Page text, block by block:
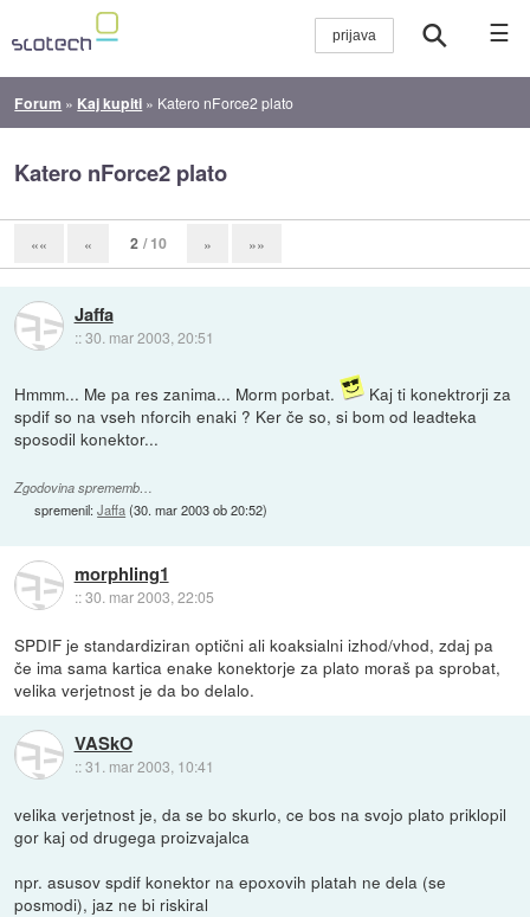
☰
Forum » Kaj kupiti » Katero nForce2 plato
Katero nForce2 plato
«« « 2 / 10 » »»
Jaffa
::30. mar 2003, 20:51
Hmmm... Me pa res zanima... Morm porbat.
Kaj ti konektrorji za
spdif so na vseh nforcih enaki ? Ker če so, si bom od leadteka
sposodil konektor...
Zgodovina sprememb…
spremenil:Jaffa(30. mar 2003 ob 20:52)
morphling1
::30. mar 2003, 22:05
SPDIF je standardiziran optični ali koaksialni izhod/vhod, zdaj pa
če ima sama kartica enake konektorje za plato moraš pa sprobat,
velika verjetnost je da bo delalo.
VASkO
::31. mar 2003, 10:41
velika verjetnost je, da se bo skurlo, ce bos na svojo plato priklopil
gor kaj od drugega proizvajalca
npr. asusov spdif konektor na epoxovih platah ne dela (se
posmodi), jaz ne bi riskiral